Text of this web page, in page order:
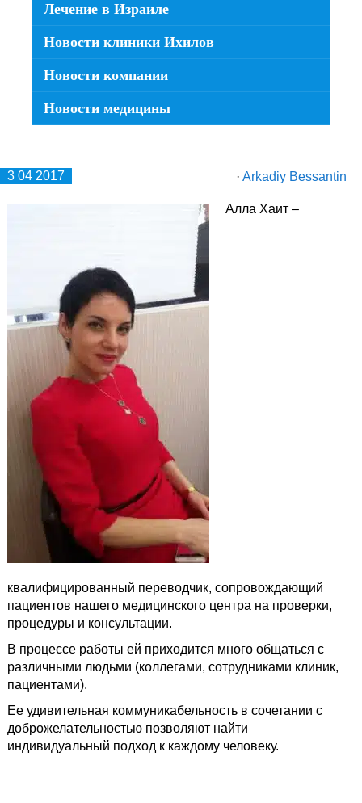
Лечение в Израиле
Новости клиники Ихилов
Новости компании
Новости медицины
3 04 2017 · Arkadiy Bessantin
Алла Хаит –
квалифицированный переводчик, сопровождающий
пациентов нашего медицинского центра на проверки,
процедуры и консультации.
В процессе работы ей приходится много общаться с
различными людьми (коллегами, сотрудниками клиник,
пациентами).
Ее удивительная коммуникабельность в сочетании с
доброжелательностью позволяют найти
индивидуальный подход к каждому человеку.